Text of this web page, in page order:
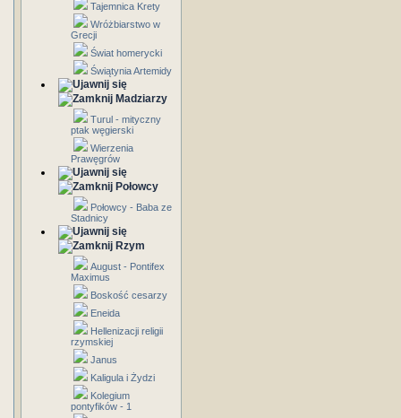
Tajemnica Krety
Wróżbiarstwo w
Grecji
Świat homerycki
Świątynia Artemidy
Madziarzy
Turul - mityczny
ptak węgierski
Wierzenia
Prawęgrów
Połowcy
Połowcy - Baba ze
Stadnicy
Rzym
August - Pontifex
Maximus
Boskość cesarzy
Eneida
Hellenizacji religii
rzymskiej
Janus
Kaligula i Żydzi
Kolegium
pontyfików - 1